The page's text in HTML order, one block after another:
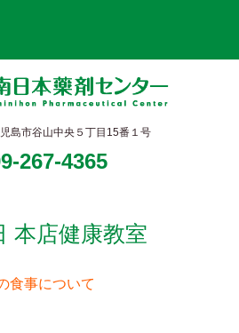
島市谷山中央５丁目15番１号
267-4365
本店健康教室
食事について